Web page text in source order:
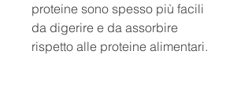
proteine sono spesso più facili
da digerire e da assorbire
rispetto alle proteine ​​alimentari.